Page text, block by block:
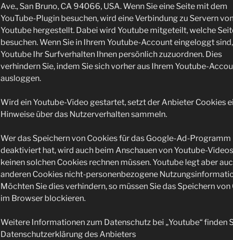
Ave., San Bruno, CA 94066, USA. Wenn Sie eine Seite mit dem
YouTube-Plugin besuchen, wird eine Verbindung zu Servern
Youtube hergestellt. Dabei wird Youtube mitgeteilt, welche
besuchen. Wenn Sie in Ihrem Youtube-Account eingeloggt
Youtube Ihr Surfverhalten Ihnen persönlich zuzuordnen. Dies
verhindern Sie, indem Sie sich vorher aus Ihrem Youtube-
ausloggen.
Wird ein Youtube-Video gestartet, setzt der Anbieter Cookies
Hinweise über das Nutzerverhalten sammeln.
Wer das Speichern von Cookies für das Google-Ad-Programm
deaktiviert hat, wird auch beim Anschauen von Youtube-
keinen solchen Cookies rechnen müssen. Youtube legt aber
anderen Cookies nicht-personenbezogene
Möchten Sie dies verhindern, so müssen Sie das Speichern von
im Browser blockieren.
Weitere Informationen zum Datenschutz bei „Youtube“ finden
Datenschutzerklärung des Anbieters